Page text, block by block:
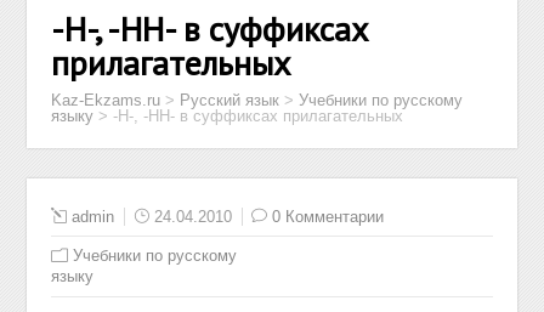
-Н-, -НН- в суффиксах
прилагательных
Kaz-Ekzams.ru > Русский язык >Учебники по русскому
языку >-Н-, -НН- в суффиксах прилагательных
admin 24.04.2010 0 Комментарии
Учебники по русскому
языку